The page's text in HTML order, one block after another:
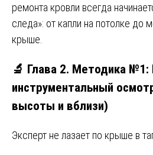
ремонта кровли всегда
следа»: от капли на потолке до
крыше.
🔬 Глава 2. Методика №1:
инструментальный
высоты и вблизи)
Эксперт не лазает по крыше в